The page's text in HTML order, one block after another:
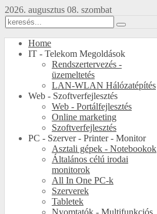
2026. augusztus 08. szombat
Home
IT - Telekom Megoldások
Rendszertervezés -
üzemeltetés
LAN-WLAN Hálózatépítés
Web - Szoftverfejlesztés
Web - Portálfejlesztés
Online marketing
Szoftverfejlesztés
PC - Szerver - Printer - Monitor
Asztali gépek - Notebookok
Általános célú irodai
monitorok
All In One PC-k
Szerverek
Tabletek
Nyomtatók - Multifunkciós